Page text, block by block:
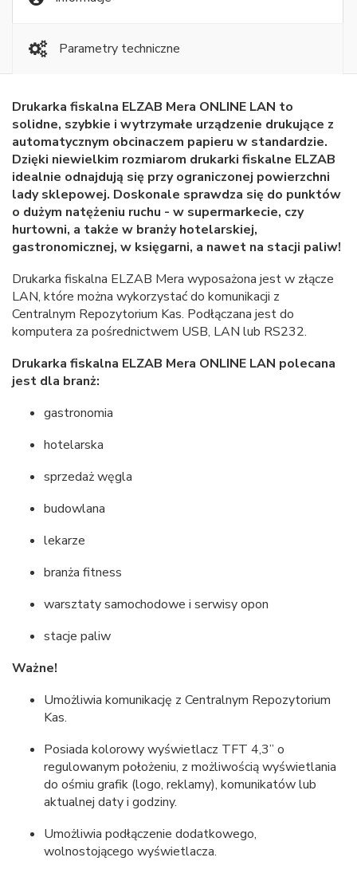
Parametry techniczne
Drukarka fiskalna ELZAB Mera ONLINE LAN to
solidne, szybkie i wytrzymałe urządzenie drukujące z
automatycznym obcinaczem papieru w standardzie.
Dzięki niewielkim rozmiarom drukarki fiskalne ELZAB
idealnie odnajdują się przy ograniczonej powierzchni
lady sklepowej. Doskonale sprawdza się do punktów
o dużym natężeniu ruchu - w supermarkecie, czy
hurtowni, a także w branży hotelarskiej,
gastronomicznej, w księgarni, a nawet na stacji paliw!
Drukarka fiskalna ELZAB Mera wyposażona jest w złącze
LAN, które można wykorzystać do komunikacji z
Centralnym Repozytorium Kas. Podłączana jest do
komputera za pośrednictwem USB, LAN lub RS232.
Drukarka fiskalna ELZAB Mera ONLINE LAN polecana
jest dla branż:
gastronomia
hotelarska
sprzedaż węgla
budowlana
lekarze
branża fitness
warsztaty samochodowe i serwisy opon
stacje paliw
Ważne!
Umożliwia komunikację z Centralnym Repozytorium
Kas.
Posiada kolorowy wyświetlacz TFT 4,3” o
regulowanym położeniu, z możliwością wyświetlania
do ośmiu grafik (logo, reklamy), komunikatów lub
aktualnej daty i godziny.
Umożliwia podłączenie dodatkowego,
wolnostojącego wyświetlacza.